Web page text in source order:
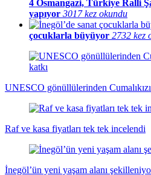
4 Osmangazi, Türkiye Ralli
yapıyor 3017 kez okundu
çocuklarla büyüyor 2732 kez
UNESCO gönüllülerinden
Raf ve kasa fiyatları tek tek incelendi
İnegöl’ün yeni yaşam alanı